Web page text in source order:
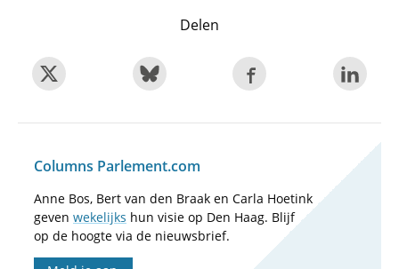
Delen
Columns Parlement.com
Anne Bos, Bert van den Braak en Carla Hoetink
geven wekelijks hun visie op Den Haag. Blijf
op de hoogte via de nieuwsbrief.